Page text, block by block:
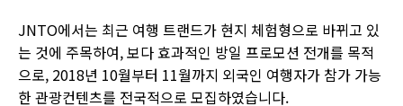
JNTO에서는 최근 여행 트랜드가 현지 체험형으로 바뀌고 있
는 것에 주목하여, 보다 효과적인 방일 프로모션 전개를 목적
으로, 2018년 10월부터 11월까지 외국인 여행자가 참가 가능
한 관광컨텐츠를 전국적으로 모집하였습니다.